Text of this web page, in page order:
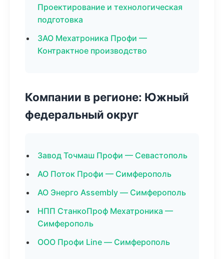
Проектирование и технологическая
подготовка
ЗАО Мехатроника Профи —
Контрактное производство
Компании в регионе: Южный
федеральный округ
Завод Точмаш Профи — Севастополь
АО Поток Профи — Симферополь
АО Энерго Assembly — Симферополь
НПП СтанкоПроф Мехатроника —
Симферополь
ООО Профи Line — Симферополь